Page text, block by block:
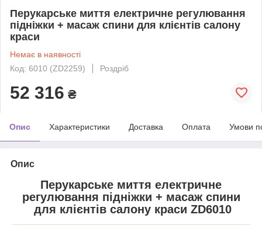
Перукарське миття електричне регулювання
підніжки + масаж спини для клієнтів салону
краси
Немає в наявності
Код: 6010 (ZD2259)
Роздріб
52 316 ₴
Опис Характеристики Доставка Оплата Умови
Опис
Перукарське миття електричне
регулювання підніжки + масаж спини
для клієнтів салону краси ZD6010